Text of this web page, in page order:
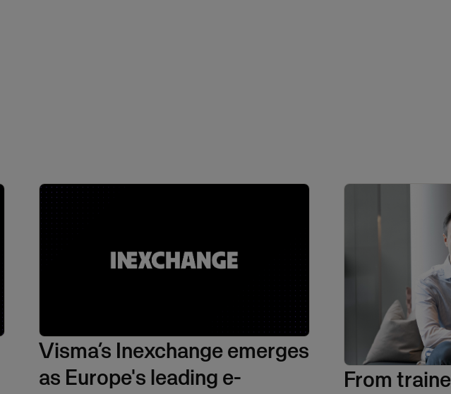
Visma’s Inexchange emerges
as Europe's leading e-
From